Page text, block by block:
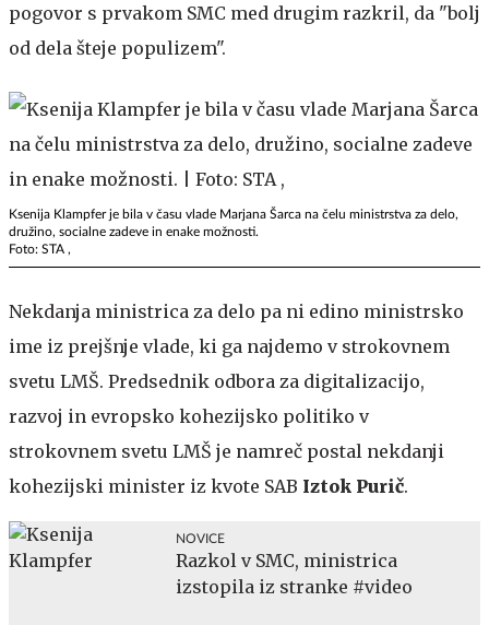
pogovor s prvakom SMC med drugim razkril, da "bolj
od dela šteje populizem".
Ksenija Klampfer je bila v času vlade Marjana Šarca na čelu ministrstva za delo,
družino, socialne zadeve in enake možnosti.
Foto: STA ,
Nekdanja ministrica za delo pa ni edino ministrsko
ime iz prejšnje vlade, ki ga najdemo v strokovnem
svetu LMŠ. Predsednik odbora za digitalizacijo,
razvoj in evropsko kohezijsko politiko v
strokovnem svetu LMŠ je namreč postal nekdanji
kohezijski minister iz kvote SAB Iztok Purič.
NOVICE
Razkol v SMC, ministrica
izstopila iz stranke #video